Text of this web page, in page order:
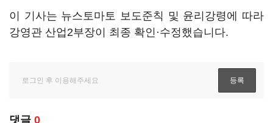
이 기사는 뉴스토마토 보도준칙 및 윤리강령에 따라
강영관 산업2부장이 최종 확인·수정했습니다.
댓글 0